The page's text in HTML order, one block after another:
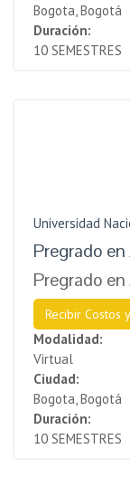
Bogota, Bogotá
Duración:
10 SEMESTRES
Universidad
Pregrado
Pregrado
Recibir Costos
Modalidad:
Virtual
Ciudad:
Bogota, Bogotá
Duración:
10 SEMESTRES